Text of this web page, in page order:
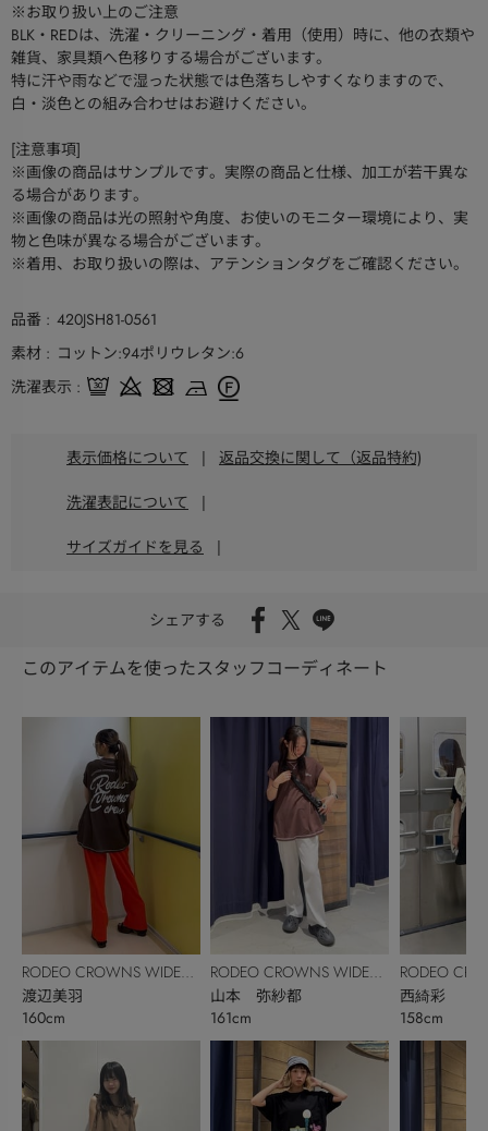
※お取り扱い上のご注意
BLK・REDは、洗濯・クリーニング・着用（使用）時に、他の衣類や
雑貨、家具類へ色移りする場合がございます。
特に汗や雨などで湿った状態では色落ちしやすくなりますので、
白・淡色との組み合わせはお避けください。
[注意事項]
※画像の商品はサンプルです。実際の商品と仕様、加工が若干異な
る場合があります。
※画像の商品は光の照射や角度、お使いのモニター環境により、実
物と色味が異なる場合がございます。
※着用、お取り扱いの際は、アテンションタグをご確認ください。
品番
420JSH81-0561
素材
コットン:94ポリウレタン:6
洗濯表示
表示価格について | 返品交換に関して（返品特約)
洗濯表記について |
サイズガイドを見る |
シェアする
このアイテムを使ったスタッフコーディネート
RODEO CROWNS WIDE
BOWL
渡辺美羽
160cm
RODEO CROWNS WIDE
BOWL
山本 弥紗都
161cm
RODEO
BOWL
西綺彩
158cm